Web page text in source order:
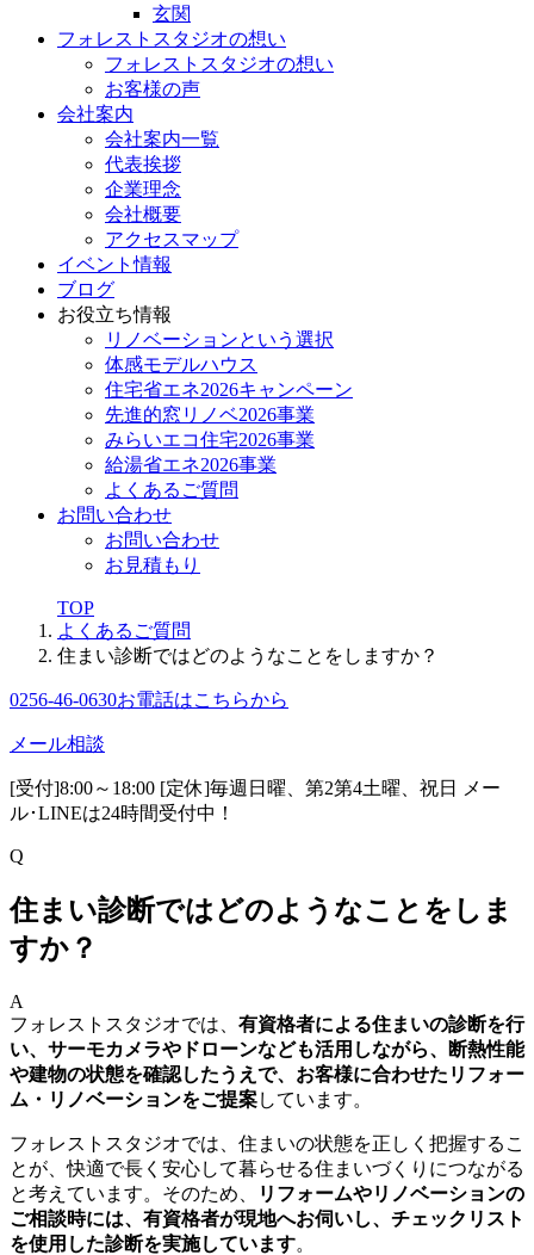
玄関
フォレストスタジオの想い
フォレストスタジオの想い
お客様の声
会社案内
会社案内一覧
代表挨拶
企業理念
会社概要
アクセスマップ
イベント情報
ブログ
お役立ち情報
リノベーションという選択
体感モデルハウス
住宅省エネ2026キャンペーン
先進的窓リノベ2026事業
みらいエコ住宅2026事業
給湯省エネ2026事業
よくあるご質問
お問い合わせ
お問い合わせ
お見積もり
TOP
よくあるご質問
住まい診断ではどのようなことをしますか？
0256-46-0630お電話はこちらから
メール相談
[受付]8:00～18:00 [定休]毎週日曜、第2第4土曜、祝日
メー
ル･LINEは24時間受付中！
Q
住まい診断ではどのようなことをしま
すか？
A
フォレストスタジオでは、 有資格者による住まいの診断を行
い、サーモカメラやドローンなども活用しながら、断熱性能
や建物の状態を確認したうえで、お客様に合わせたリフォー
ム・リノベーションをご提案しています。
フォレストスタジオでは、住まいの状態を正しく把握するこ
とが、快適で長く安心して暮らせる住まいづくりにつながる
と考えています。そのため、
リフォームやリノベーションの
ご相談時には、有資格者が現地へお伺いし、チェックリスト
を使用した診断を実施しています。